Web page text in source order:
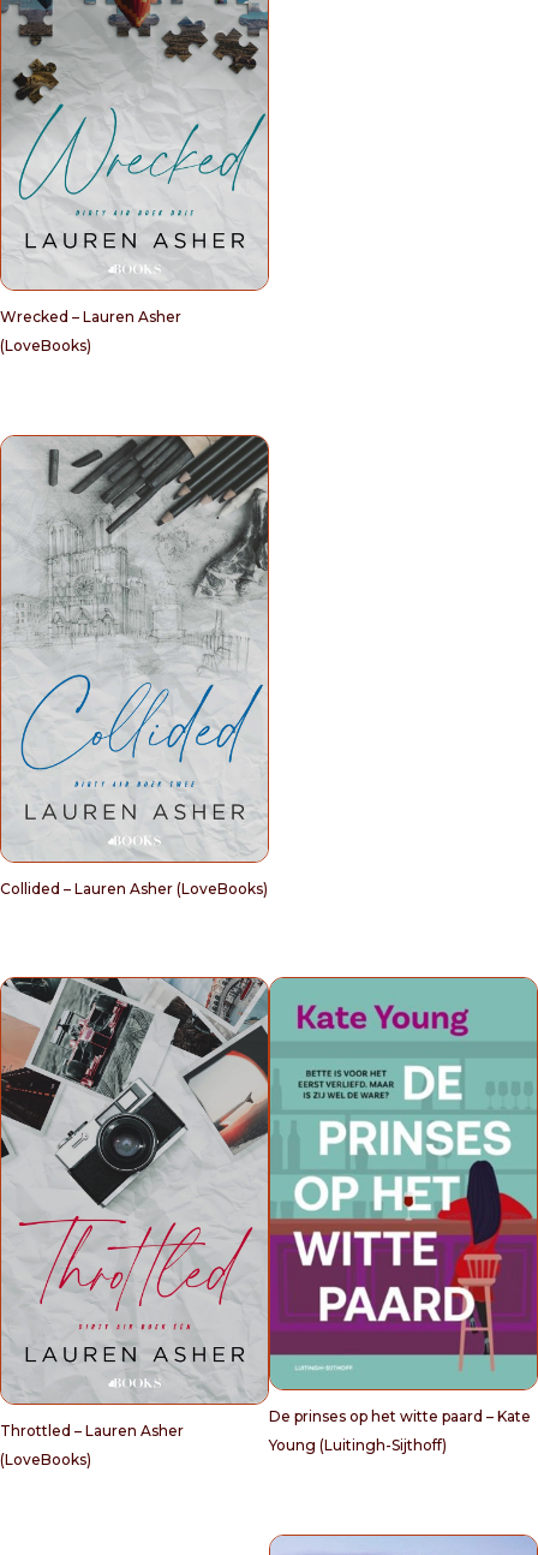
Wrecked – Lauren Asher
(LoveBooks)
Collided – Lauren Asher (LoveBooks)
Throttled – Lauren Asher
(LoveBooks)
De prinses op het witte paard – Kate
Young (Luitingh-Sijthoff)